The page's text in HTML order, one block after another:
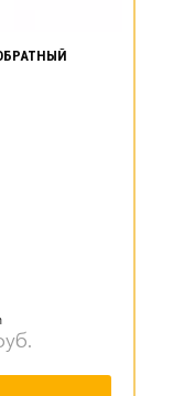
ОБРАТНЫЙ